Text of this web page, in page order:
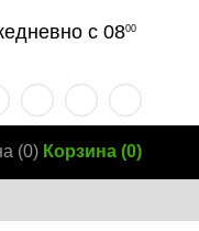
с 0800
(0) Корзина(0)